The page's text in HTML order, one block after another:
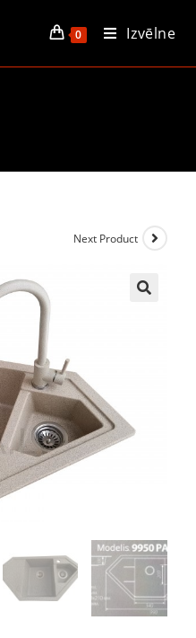
0 Izvēlne
Next Product